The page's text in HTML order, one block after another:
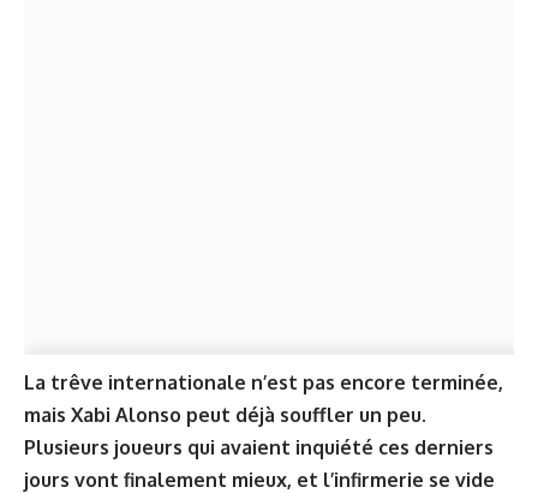
La trêve internationale n’est pas encore terminée,
mais Xabi Alonso peut déjà souffler un peu.
Plusieurs joueurs qui avaient inquiété ces derniers
jours vont finalement mieux, et l’infirmerie se vide